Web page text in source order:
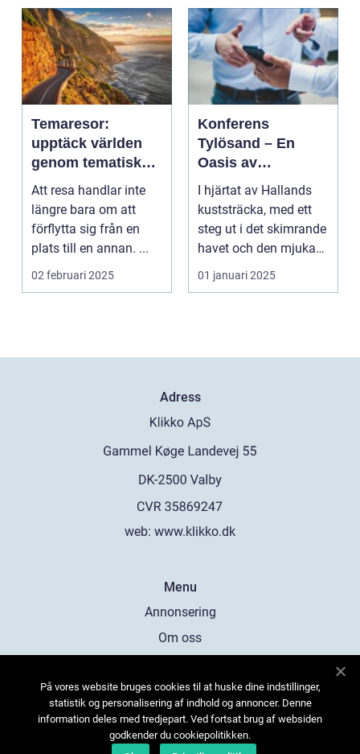
Temaresor:
upptäck världen
genom tematiska
upplevelser
Att resa handlar inte
längre bara om att
förflytta sig från en
plats till en annan. ...
02 februari 2025
Konferens
Tylösand – En
Oasis av
Möjligheter
I hjärtat av Hallands
kuststräcka, med ett
steg ut i det skimrande
havet och den mjuka
san...
01 januari 2025
Adress
web: www.klikko.dk
Menu
Annonsering
Om oss
Kontakta oss
Sitemap
På vores website bruges cookies til at huske dine indstillinger,
statistik og personalisering af indhold og annoncer. Denne
information deles med tredjepart. Ved fortsat brug af websiden
godkender du cookiepolitikken.